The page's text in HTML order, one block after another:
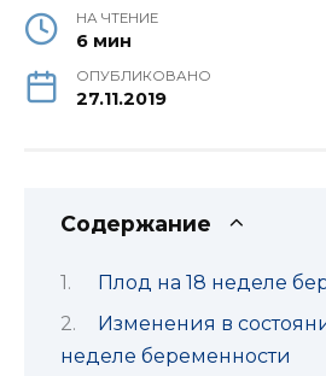
НА ЧТЕНИЕ
6 мин
ОПУБЛИКОВАНО
27.11.2019
Содержание
Плод на 18 неделе
Изменения в
неделе беременности